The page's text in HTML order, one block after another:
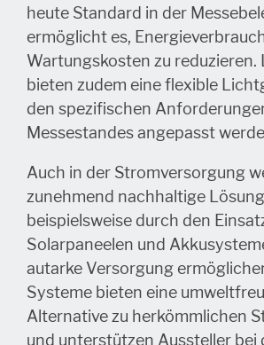
heute Standard in der
ermöglicht es,
Wartungskosten zu reduzieren.
bieten zudem eine flexible
den spezifischen
Messestandes angepasst
Auch in der Stromversorgung
zunehmend nachhaltige
beispielsweise durch den
Solarpaneelen und
autarke Versorgung
Systeme bieten eine
Alternative zu herkömmlichen
und unterstützen Aussteller bei